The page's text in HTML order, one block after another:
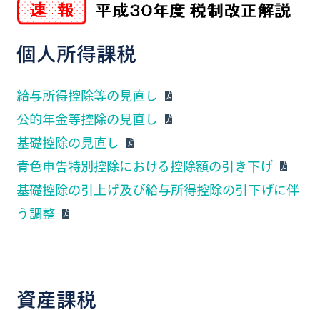
個人所得課税
給与所得控除等の見直し
公的年金等控除の見直し
基礎控除の見直し
青色申告特別控除における控除額の引き下げ
基礎控除の引上げ及び給与所得控除の引下げに伴
う調整
資産課税